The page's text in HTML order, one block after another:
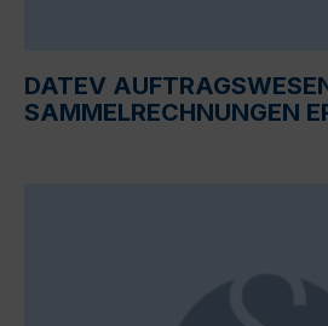
DATEV
SAMMELRECHNUNGEN